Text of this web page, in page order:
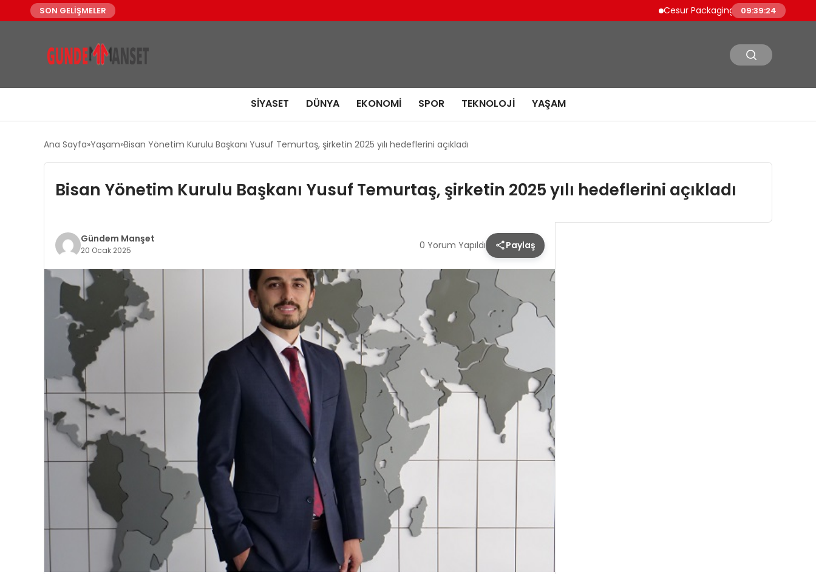
SON GELİŞMELER Cesur Packaging, Mısır’daki Üretim
09:39:25
SIYASET DÜNYA EKONOMI SPOR TEKNOLOJI YAŞAM
Ana Sayfa Yaşam Bisan Yönetim Kurulu Başkanı Yusuf Temurtaş, şirketin 2025 yılı hedeflerini açıkladı
Bisan Yönetim Kurulu Başkanı Yusuf Temurtaş, şirketin 2025 yılı hedeflerini açıkladı
Gündem Manşet
20 Ocak 2025 0 Yorum Yapıldı Paylaş